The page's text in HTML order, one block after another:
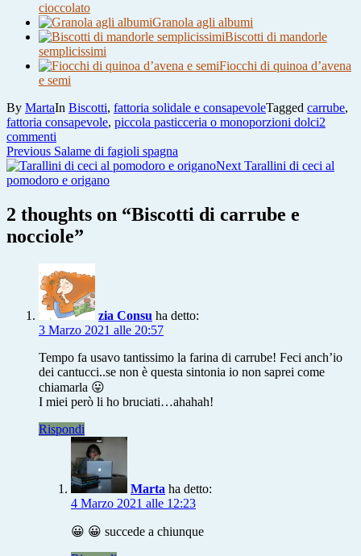
cioccolato
Granola agli albumi
Biscotti di mandorle
semplicissimi
Fiocchi di quinoa d’avena
e semi
By MartaIn Biscotti, fattoria solidale e consapevoleTagged carrube,
fattoria consapevole, piccola pasticceria o monoporzioni dolci2
commenti
Biscotti
di
carrube
nocciole
Navigazione
articoli
Previous Previous
post:
Salame di fagioli spagna
Next Next
Tarallini di ceci al
pomodoro e origano
2 thoughts on “Biscotti di carrube e
nocciole”
zia Consu ha detto:
3 Marzo 2021 alle 20:57
Tempo fa usavo tantissimo la farina di carrube! Feci anch’io
dei cantucci..se non è questa sintonia io non saprei come
chiamarla 😛
I miei però li ho bruciati…ahahah!
Rispondi
Marta ha detto:
4 Marzo 2021 alle 12:23
😀 😀 succede a chiunque